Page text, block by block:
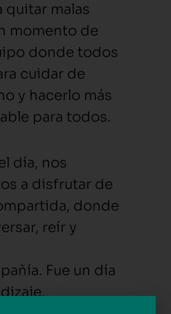
quitar malas
momento de
donde todos
cuidar de
y hacerlo más
para todos.
día, nos
a disfrutar de
donde
reír y
Fue un día